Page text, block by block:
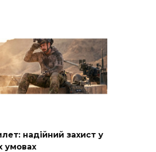
надійний захист у
умовах